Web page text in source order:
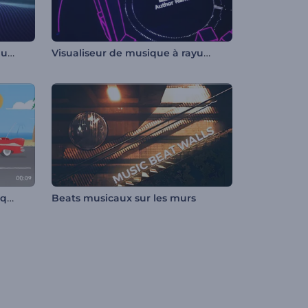
Visualiseur de musique - Vagues hypnotiques Visualiseur de musique à rayures 3D
Visualiseur - Route panoramique Beats musicaux sur les murs